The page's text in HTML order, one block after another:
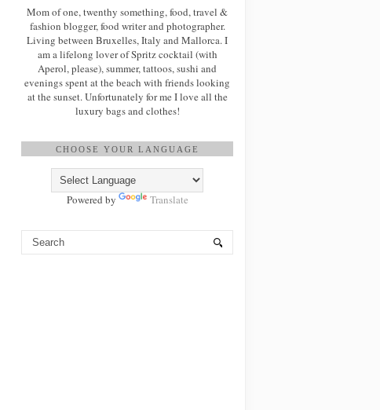
Mom of one, twenthy something, food, travel &
fashion blogger, food writer and photographer.
Living between Bruxelles, Italy and Mallorca. I
am a lifelong lover of Spritz cocktail (with
Aperol, please), summer, tattoos, sushi and
evenings spent at the beach with friends looking
at the sunset. Unfortunately for me I love all the
luxury bags and clothes!
CHOOSE YOUR LANGUAGE
Powered by Translate